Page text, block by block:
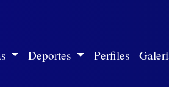
Deportes Perfiles